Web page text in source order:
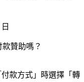
贊助嗎？
款方式」時選擇「轉